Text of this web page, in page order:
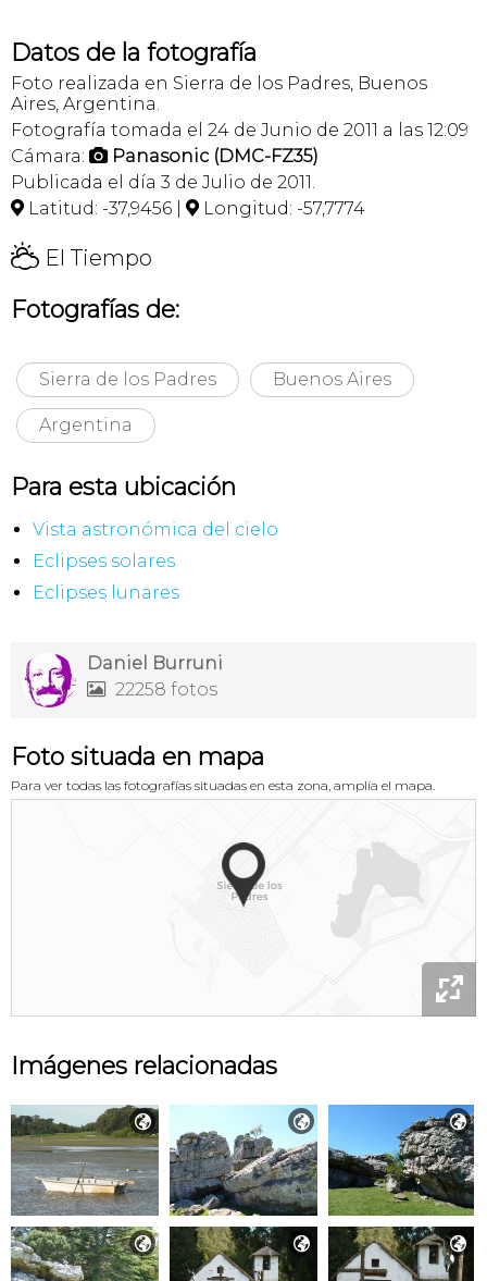
Datos de la fotografía
Foto realizada en Sierra de los Padres, Buenos
Aires, Argentina.
Fotografía tomada el 24 de Junio de 2011 a las 12:09
Cámara:  Panasonic (DMC-FZ35)
Publicada el día 3 de Julio de 2011.
 Latitud: -37,9456 |  Longitud: -57,7774
H El Tiempo
Fotografías de:
Sierra de los Padres Buenos Aires
Argentina
Para esta ubicación
Vista astronómica del cielo
Eclipses solares
Eclipses lunares
Daniel Burruni
 22258 fotos
Foto situada en mapa
Para ver todas las fotografías situadas en esta zona, amplía el mapa.

Imágenes relacionadas
  
  